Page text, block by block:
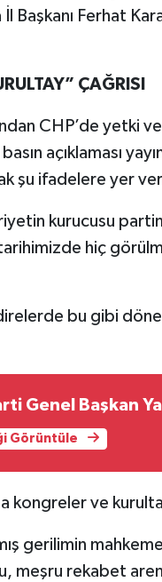
Başkanı Ferhat
ÇAĞRISI
CHP’de yetki
açıklaması
şu ifadelere yer
kurucusu
hiç
bu gibi
Genel Başkan
Görüntüle
kongreler ve
gerilimin
meşru rekabet